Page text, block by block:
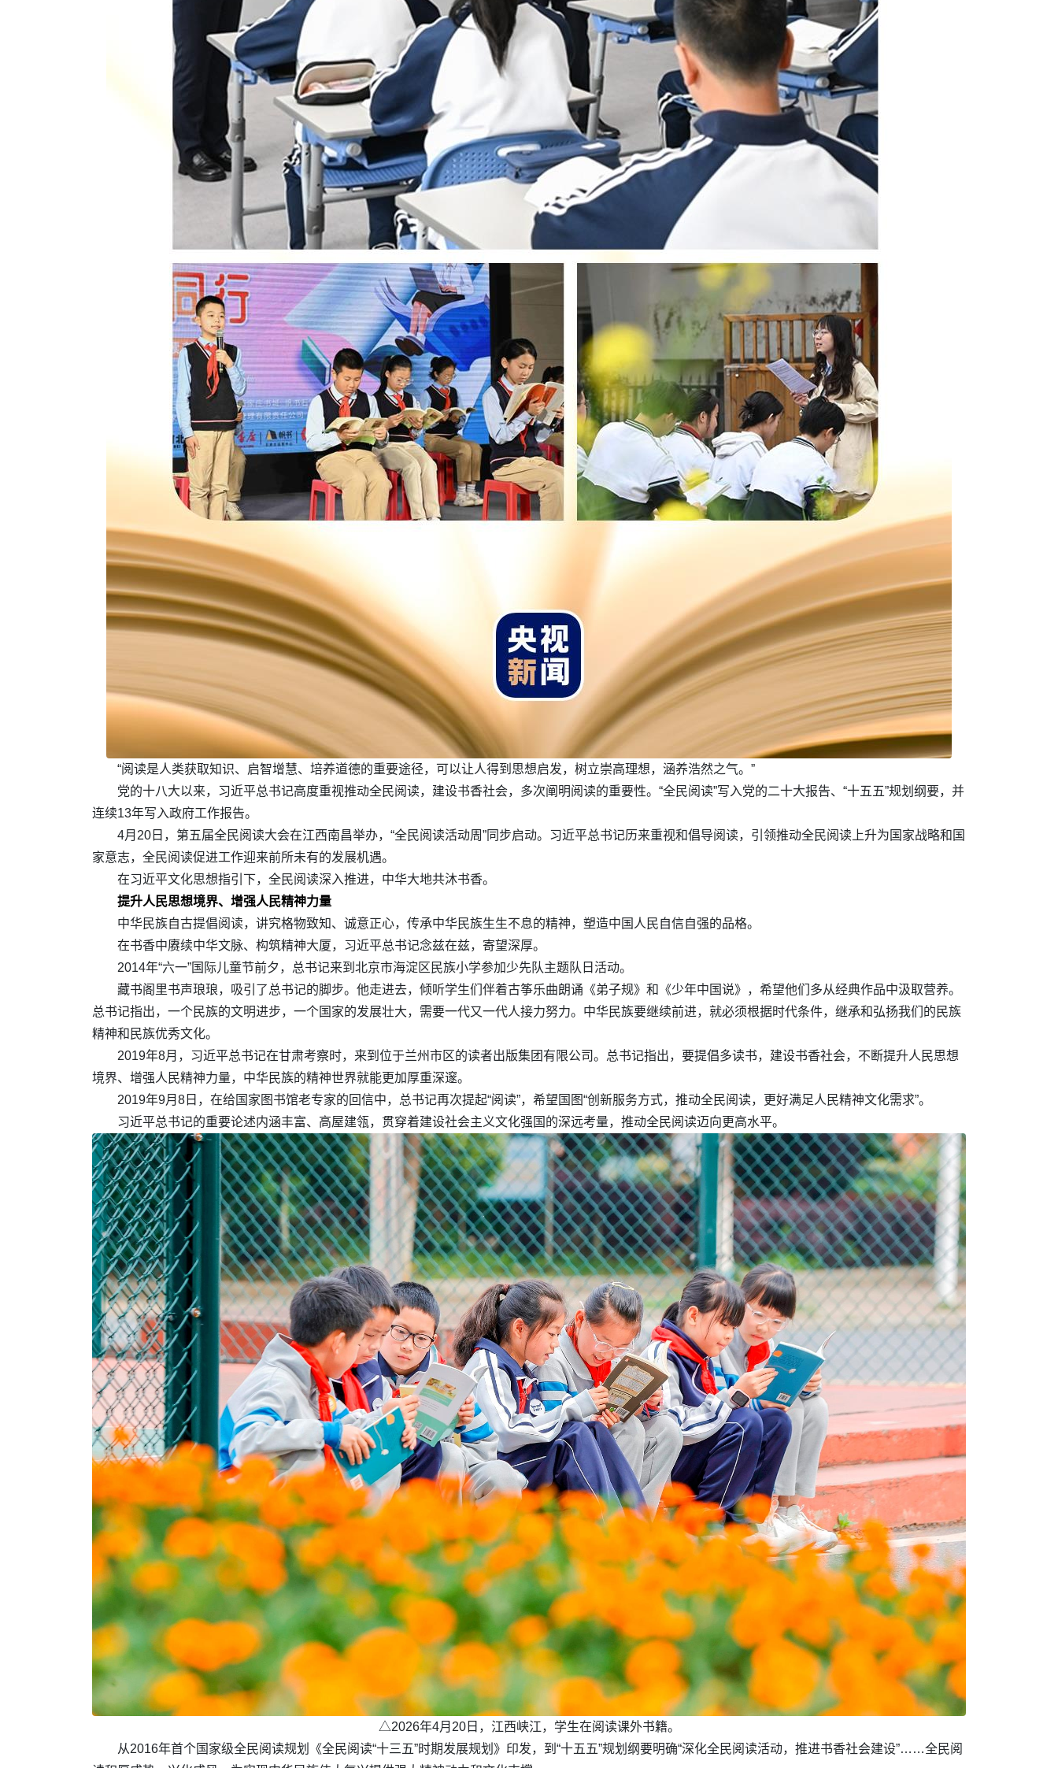
“阅读是人类获取知识、启智增慧、培养道德的重要途径，可以让人得到思想启发，树立崇高理想，涵养浩然之气。”
党的十八大以来，习近平总书记高度重视推动全民阅读，建设书香社会，多次阐明阅读的重要性。“全民阅读”写入党的二十大报告、“十五五”规划纲要，并
连续13年写入政府工作报告。
4月20日，第五届全民阅读大会在江西南昌举办，“全民阅读活动周”同步启动。习近平总书记历来重视和倡导阅读，引领推动全民阅读上升为国家战略和国
家意志，全民阅读促进工作迎来前所未有的发展机遇。
在习近平文化思想指引下，全民阅读深入推进，中华大地共沐书香。
提升人民思想境界、增强人民精神力量
中华民族自古提倡阅读，讲究格物致知、诚意正心，传承中华民族生生不息的精神，塑造中国人民自信自强的品格。
在书香中赓续中华文脉、构筑精神大厦，习近平总书记念兹在兹，寄望深厚。
2014年“六一”国际儿童节前夕，总书记来到北京市海淀区民族小学参加少先队主题队日活动。
藏书阁里书声琅琅，吸引了总书记的脚步。他走进去，倾听学生们伴着古筝乐曲朗诵《弟子规》和《少年中国说》，希望他们多从经典作品中汲取营养。
总书记指出，一个民族的文明进步，一个国家的发展壮大，需要一代又一代人接力努力。中华民族要继续前进，就必须根据时代条件，继承和弘扬我们的民族
精神和民族优秀文化。
2019年8月，习近平总书记在甘肃考察时，来到位于兰州市区的读者出版集团有限公司。总书记指出，要提倡多读书，建设书香社会，不断提升人民思想
境界、增强人民精神力量，中华民族的精神世界就能更加厚重深邃。
2019年9月8日，在给国家图书馆老专家的回信中，总书记再次提起“阅读”，希望国图“创新服务方式，推动全民阅读，更好满足人民精神文化需求”。
习近平总书记的重要论述内涵丰富、高屋建瓴，贯穿着建设社会主义文化强国的深远考量，推动全民阅读迈向更高水平。
△2026年4月20日，江西峡江，学生在阅读课外书籍。
从2016年首个国家级全民阅读规划《全民阅读“十三五”时期发展规划》印发，到“十五五”规划纲要明确“深化全民阅读活动，推进书香社会建设”……全民阅